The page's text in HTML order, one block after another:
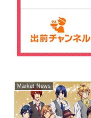
Market News